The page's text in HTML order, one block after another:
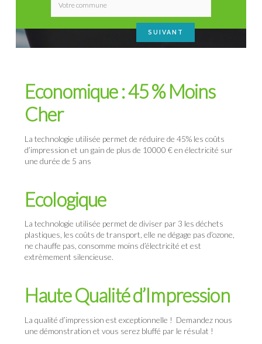
Economique : 45 % Moins
Cher
La technologie utilisée permet de réduire de 45% les coûts
d’impression et un gain de plus de 10000 € en électricité sur
une durée de 5 ans
Ecologique
La technologie utilisée permet de diviser par 3 les déchets
plastiques, les coûts de transport, elle ne dégage pas d’ozone,
ne chauffe pas, consomme moins d’électricité et est
extrèmement silencieuse.
Haute Qualité d’Impression
La qualité d’impression est exceptionnelle ! Demandez nous
une démonstration et vous serez bluffé par le résulat !